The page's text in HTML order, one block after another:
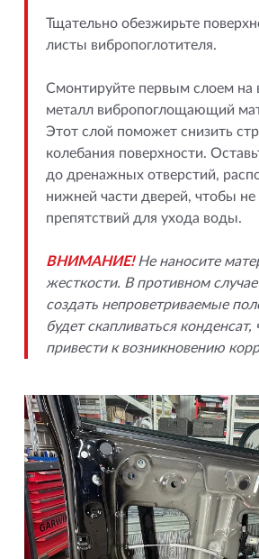
Тщательно обезжирьте
листы вибропоглотителя.
Смонтируйте первым слоем на
металл вибропоглощающий
Этот слой поможет снизить
колебания поверхности.
до дренажных отверстий,
нижней части дверей, чтобы не
препятствий для ухода воды.
ВНИМАНИЕ!Не наносите
жесткости. В противном
создать непроветриваемые
будет скапливаться
привести к возникновению